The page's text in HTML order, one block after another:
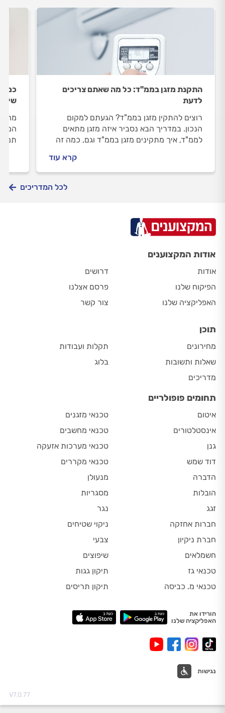
התקנת מזגן בממ"ד: כל מה שאתם צריכים
לדעת
רוצים להתקין מזגן בממ"ד? הגעתם למקום
הנכון. במדריך הבא נסביר איזה מזגן מתאים
לממ"ד, איך מתקינים מזגן בממ"ד וגם, כמה זה
קרא עוד
כמה
לכל המדריכים
אודות המקצוענים
אודות
הפיקוח שלנו
האפליקציה שלנו
דרושים
פרסם אצלנו
צור קשר
תוכן
מחירונים
שאלות ותשובות
מדריכים
תקלות ועבודות
בלוג
תחומים פופולריים
איטום
אינסטלטורים
גנן
דוד שמש
הדברה
הובלות
זגג
חברות אחזקה
חברת ניקיון
חשמלאים
טכנאי גז
טכנאי מ. כביסה
טכנאי מזגנים
טכנאי מחשבים
טכנאי מערכות אזעקה
טכנאי מקררים
מנעולן
מסגריות
נגר
ניקוי שטיחים
צבעי
שיפוצים
תיקון גגות
תיקון תריסים
הורידו את
האפליקציה שלנו
נגישות
V7.0.77